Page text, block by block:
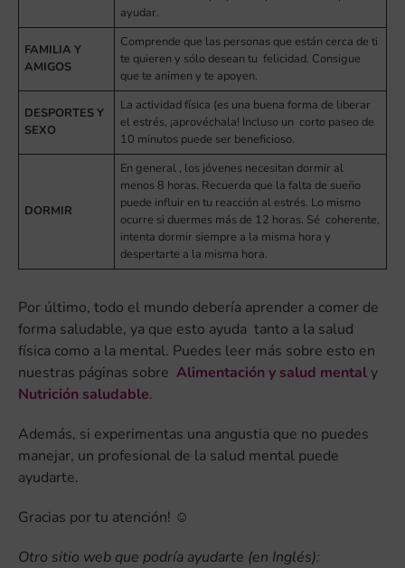
ayudar.
FAMILIA Y
AMIGOS
Comprende que las personas que están cerca de ti
te quieren y sólo desean tu felicidad. Consigue
que te animen y te apoyen.
DESPORTES Y
SEXO
La actividad física (es una buena forma de liberar
el estrés, ¡aprovéchala! Incluso un corto paseo de
10 minutos puede ser beneficioso.
DORMIR
En general , los jóvenes necesitan dormir al
menos 8 horas. Recuerda que la falta de sueño
puede influir en tu reacción al estrés. Lo mismo
ocurre si duermes más de 12 horas. Sé coherente,
intenta dormir siempre a la misma hora y
despertarte a la misma hora.
Por último, todo el mundo debería aprender a comer de
forma saludable, ya que esto ayuda tanto a la salud
física como a la mental. Puedes leer más sobre esto en
nuestras páginas sobre Alimentación y salud mentaly
Nutrición saludable.
Además, si experimentas una angustia que no puedes
manejar, un profesional de la salud mental puede
ayudarte.
Gracias por tu atención! ☺
Otro sitio web que podría ayudarte (en Inglés):